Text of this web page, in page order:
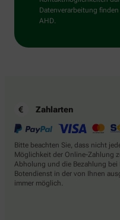
Datenverarbeitung
AHD.
Zahlarten
Bitte beachten Sie, dass nicht
Möglichkeit der Online-Zahlung
Abholung und die Bezahlung
Botendienst in der von Ihnen
immer möglich.